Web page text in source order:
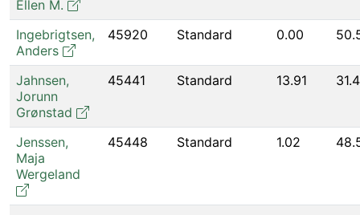
Ellen M.
Ingebrigtsen,
Anders
45920 Standard 0.00
Jahnsen,
Jorunn
Grønstad
45441 Standard 13.91
Jenssen,
Maja
Wergeland
45448 Standard 1.02